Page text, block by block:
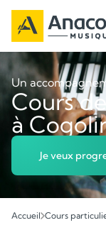
Un
Cours
à
Je veux
Accueil Cours